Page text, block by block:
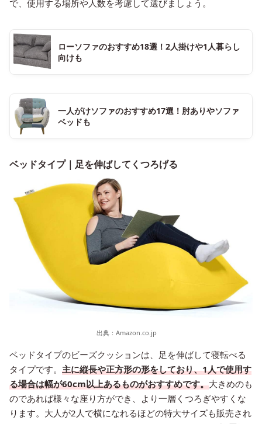
で、使用する場所や人数を考慮して選びましょう。
ローソファのおすすめ18選！2人掛けや1人暮らし
向けも
一人がけソファのおすすめ17選！肘ありやソファ
ベッドも
ベッドタイプ｜足を伸ばしてくつろげる
出典： Amazon.co.jp
ベッドタイプのビーズクッションは、足を伸ばして寝転べる
タイプです。 主に縦長や正方形の形をしており、1人で使用す
る場合は幅が60cm以上あるものがおすすめです。大きめのも
のであれば様々な座り方ができ、より一層くつろぎやすくな
ります。大人が2人で横になれるほどの特大サイズも販売され